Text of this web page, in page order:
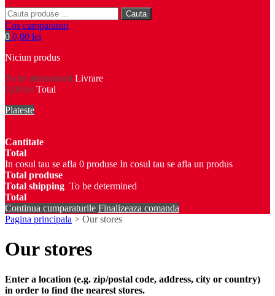
Cauta
Cos cumparaturi
0 0,00 lei
Niciun produs
To be determined Livrare
0,00 lei Total
Plateste
Cantitate
Total
In cosul tau se afla 0 produse In cosul tau se afla un produs
Total produse
Total shipping To be determined
Total
Continua cumparaturile Finalizeaza comanda
Pagina principala > Our stores
Our stores
Enter a location (e.g. zip/postal code, address, city or country)
in order to find the nearest stores.